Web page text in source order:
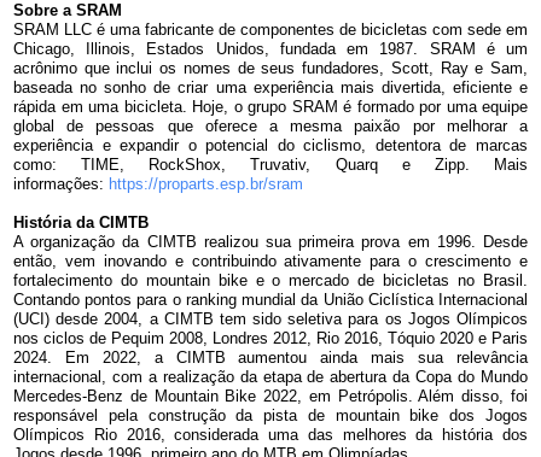
Sobre a SRAM
SRAM LLC é uma fabricante de componentes de bicicletas com sede em
Chicago, Illinois, Estados Unidos, fundada em 1987. SRAM é um
acrônimo que inclui os nomes de seus fundadores, Scott, Ray e Sam,
baseada no sonho de criar uma experiência mais divertida, eficiente e
rápida em uma bicicleta. Hoje, o grupo SRAM é formado por uma equipe
global de pessoas que oferece a mesma paixão por melhorar a
experiência e expandir o potencial do ciclismo, detentora de marcas
como: TIME, RockShox, Truvativ, Quarq e Zipp. Mais
informações: https://proparts.esp.br/sram
História da CIMTB
A organização da CIMTB realizou sua primeira prova em 1996. Desde
então, vem inovando e contribuindo ativamente para o crescimento e
fortalecimento do mountain bike e o mercado de bicicletas no Brasil.
Contando pontos para o ranking mundial da União Ciclística Internacional
(UCI) desde 2004, a CIMTB tem sido seletiva para os Jogos Olímpicos
nos ciclos de Pequim 2008, Londres 2012, Rio 2016, Tóquio 2020 e Paris
2024. Em 2022, a CIMTB aumentou ainda mais sua relevância
internacional, com a realização da etapa de abertura da Copa do Mundo
Mercedes-Benz de Mountain Bike 2022, em Petrópolis. Além disso, foi
responsável pela construção da pista de mountain bike dos Jogos
Olímpicos Rio 2016, considerada uma das melhores da história dos